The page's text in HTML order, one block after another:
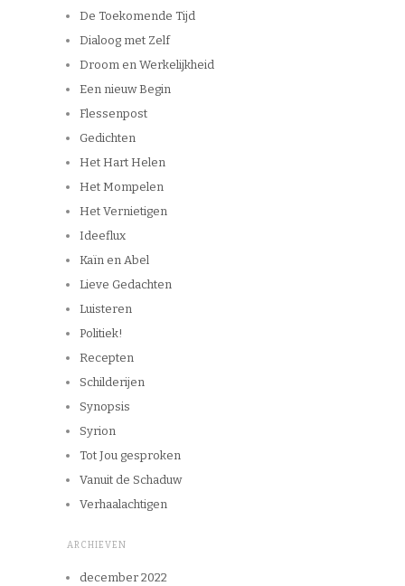
De Toekomende Tijd
Dialoog met Zelf
Droom en Werkelijkheid
Een nieuw Begin
Flessenpost
Gedichten
Het Hart Helen
Het Mompelen
Het Vernietigen
Ideeflux
Kaïn en Abel
Lieve Gedachten
Luisteren
Politiek!
Recepten
Schilderijen
Synopsis
Syrion
Tot Jou gesproken
Vanuit de Schaduw
Verhaalachtigen
ARCHIEVEN
december 2022